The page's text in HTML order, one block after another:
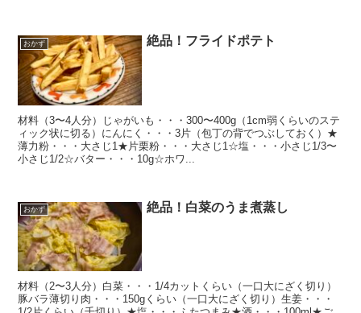
おかず 絶品！フライドポテト
材料（3〜4人分）じゃがいも・・・300〜400g（1cm弱くらいのステ
ィック状に切る）にんにく・・・3片（包丁の背でつぶしておく）★
薄力粉・・・大さじ1★片栗粉・・・大さじ1☆塩・・・小さじ1/3〜
小さじ1/2☆バター・・・10g☆ホワ...
おかず 絶品！白菜のうま煮蒸し
材料（2〜3人分）白菜・・・1/4カットくらい（一口大にざく切り）
豚バラ薄切り肉・・・150gくらい（一口大にざく切り）生姜・・・